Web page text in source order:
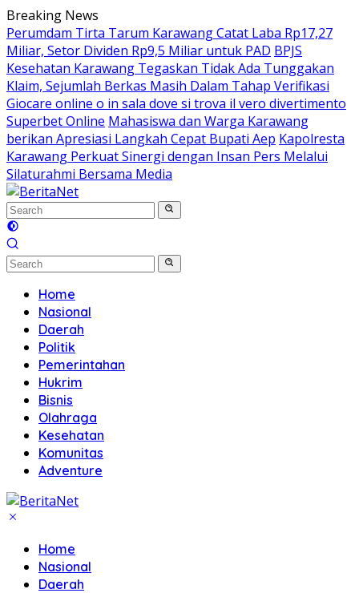
Skip
to
content
Breaking News
Perumdam Tirta Tarum Karawang Catat Laba Rp17,27
Miliar, Setor Dividen Rp9,5 Miliar untuk PAD BPJS
Kesehatan Karawang Tegaskan Tidak Ada Tunggakan
Klaim, Sejumlah Berkas Masih Dalam Tahap Verifikasi
Giocare online o in sala dove si trova il vero divertimento
Superbet Online Mahasiswa dan Warga Karawang
berikan Apresiasi Langkah Cepat Bupati Aep Kapolresta
Karawang Perkuat Sinergi dengan Insan Pers Melalui
Silaturahmi Bersama Media
Home
Nasional
Daerah
Politik
Pemerintahan
Hukrim
Bisnis
Olahraga
Kesehatan
Komunitas
Adventure
Home
Nasional
Daerah